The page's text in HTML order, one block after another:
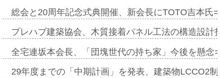
総会と20周年記念式典開催、新会長にTOTO吉本氏
プレハブ建築協会、木質接着パネル工法の構造設
全宅連坂本会長、「団塊世代の持ち家」今後を懸
29年度までの「中期計画」を発表、建築物LCCO2